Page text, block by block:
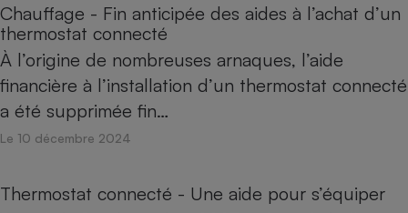
Chauffage - Fin anticipée des aides à l’achat d’un
thermostat connecté
À l’origine de nombreuses arnaques, l’aide
financière à l’installation d’un thermostat connecté
a été supprimée fin…
Le 10 décembre 2024
Thermostat connecté - Une aide pour s’équiper